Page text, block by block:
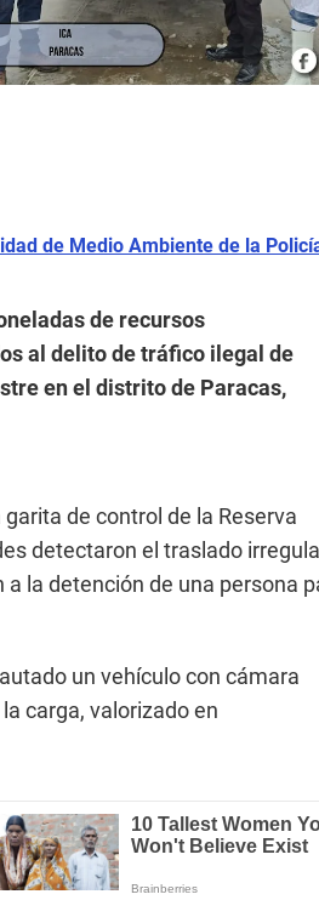
de Medio Ambiente de la
de recursos
al delito de tráfico ilegal de
en el distrito de Paracas,
de control de la Reserva
detectaron el traslado
la detención de una persona
un vehículo con cámara
carga, valorizado en